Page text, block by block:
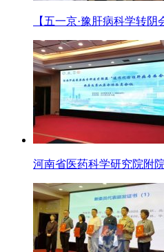
【五一京·豫肝病科学转阴
河南省医药科学研究院附